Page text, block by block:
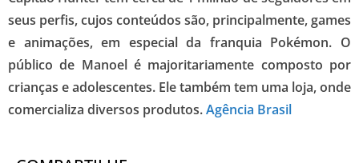
seus perfis, cujos conteúdos são, principalmente, games
e animações, em especial da franquia Pokémon. O
público de Manoel é majoritariamente composto por
crianças e adolescentes. Ele também tem uma loja, onde
comercializa diversos produtos.Agência Brasil